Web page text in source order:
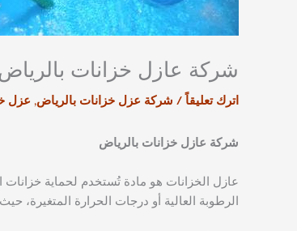
شركة عازل خزانات بالرياض
اترك تعليقاً / شركة عزل خزانات بالرياض, عزل
شركة عازل خزانات بالرياض
عازل الخزانات هو مادة تُستخدم لحماية خزانات
الرطوبة العالية أو درجات الحرارة المتغيرة،